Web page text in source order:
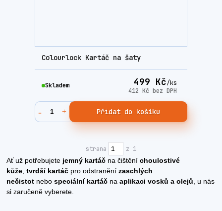
Colourlock Kartáč na šaty
499 Kč/ks
412 Kč bez DPH
Skladem
Přidat do košíku
strana
z 1
Ať už potřebujete jemný kartáč na čištěníchoulostivé
kůže ,tvrdší kartáč pro odstraněnízaschlých
nečistot nebospeciální kartáč naaplikaci vosků a olejů , u nás
si zaručeně vyberete.